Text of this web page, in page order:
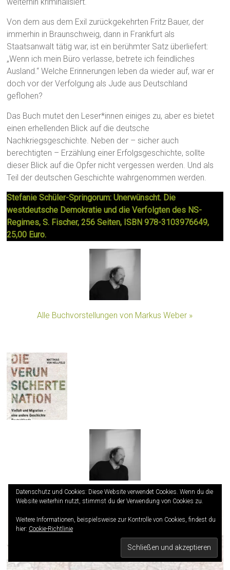
Von dem aus dem Exil zurückgekehrten Fritz Bauer, der
immerhin in Braunschweig, dann in Frankfurt als
Staatsanwalt tätig war, ist ein berühmter Satz überliefert:
„Wenn ich mein Büro verlasse, betrete ich feindliches
Ausland.“ Welche Erinnerungen leben da wieder auf, war er
doch vor der Verfolgung als Jude aus Deutschland
geflohen?
Das Buch mutet den Leser*innen einiges zu, aber es bietet
einen erhellenden Blick auf die deutsche
Nachkriegsgeschichte. Neben der – sicher auch
berechtigten – Erzählung einer Erfolgsgeschichte, sollte
dieser Blick auf die Opfer nicht vergessen werden. Und als
Teil der deutschen Geschichte wahrgenommen werden.
Stefanie Schüler-Springorum: Unerwünscht. Die
westdeutsche Demokratie und die Verfolgten des NS-
Regimes, S. Fischer, 256 Seiten, ISBN 978-3103976649,
25,00 Euro.
Alle Buchvorstellungen von Markus Weber »
Alle Buchvorstellungen von Markus Weber »
Datenschutz und Cookies: Diese Website verwendet Cookies. Wenn du die
Website weiterhin nutzt, stimmst du der Verwendung von Cookies zu.
Weitere Informationen, beispielsweise zur Kontrolle von Cookies, findest du
hier: Cookie-Richtlinie